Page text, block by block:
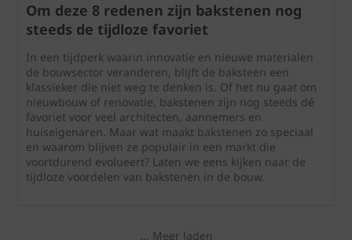
Om deze 8 redenen zijn bakstenen nog
steeds de tijdloze favoriet
In een tijdperk waarin innovatie en nieuwe materialen
de bouwsector veranderen, blijft de baksteen een
klassieker die niet weg te denken is. Of het nu gaat om
nieuwbouw of renovatie, bakstenen zijn nog steeds dé
favoriet voor veel architecten, aannemers en
huiseigenaren. Maar wat maakt bakstenen zo speciaal
en waarom blijven ze populair in een markt die
voortdurend evolueert? Laten we eens kijken naar de
tijdloze voordelen van bakstenen in de bouw.
... Meer laden